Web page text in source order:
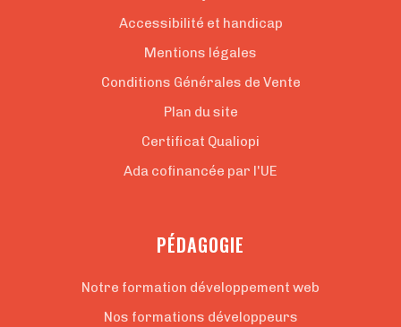
Accessibilité et handicap
Mentions légales
Conditions Générales de Vente
Plan du site
Certificat Qualiopi
Ada cofinancée par l'UE
PÉDAGOGIE
Notre formation développement web
Nos formations développeurs